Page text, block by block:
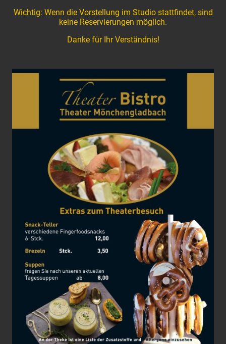
Wichtig: Wenn die Vorstellung im Studio stattfindet, sind
keine Reservierungen möglich.
Danke für Ihr Verständnis!